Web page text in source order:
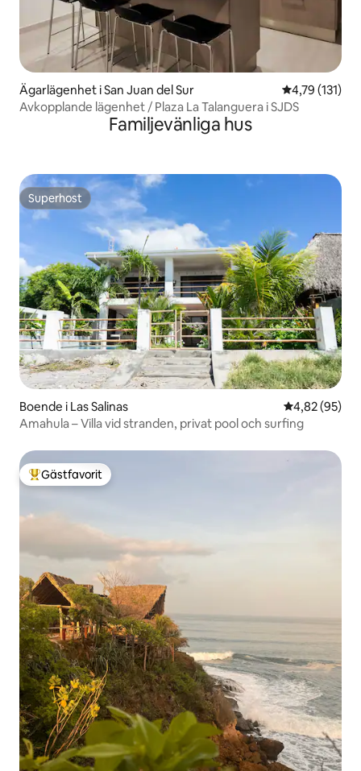
Ägarlägenhet i San Juan del Sur 4,79 av 5 i
4,79 (131)
Avkopplande lägenhet / Plaza La Talanguera i SJDS
Familjevänliga hus
Superhost
Superhost
Boende i Las Salinas 4,82 av 5 i
4,82 (95)
Amahula – Villa vid stranden, privat pool och surfing
Populär gästfavorit
Gästfavorit